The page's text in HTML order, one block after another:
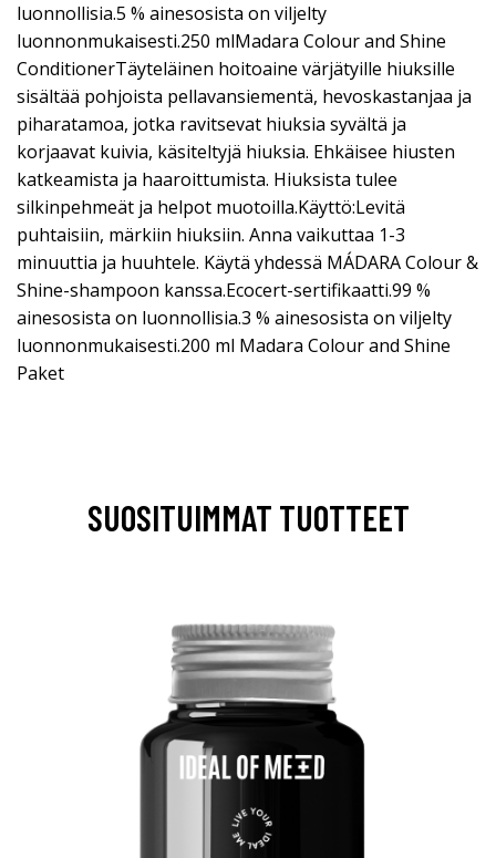
luonnollisia.5 % ainesosista on viljelty
luonnonmukaisesti.250 mlMadara Colour and Shine
ConditionerTäyteläinen hoitoaine värjätyille hiuksille
sisältää pohjoista pellavansiementä, hevoskastanjaa ja
piharatamoa, jotka ravitsevat hiuksia syvältä ja
korjaavat kuivia, käsiteltyjä hiuksia. Ehkäisee hiusten
katkeamista ja haaroittumista. Hiuksista tulee
silkinpehmeät ja helpot muotoilla.Käyttö:Levitä
puhtaisiin, märkiin hiuksiin. Anna vaikuttaa 1-3
minuuttia ja huuhtele. Käytä yhdessä MÁDARA Colour &
Shine-shampoon kanssa.Ecocert-sertifikaatti.99 %
ainesosista on luonnollisia.3 % ainesosista on viljelty
luonnonmukaisesti.200 ml Madara Colour and Shine
Paket
SUOSITUIMMAT TUOTTEET